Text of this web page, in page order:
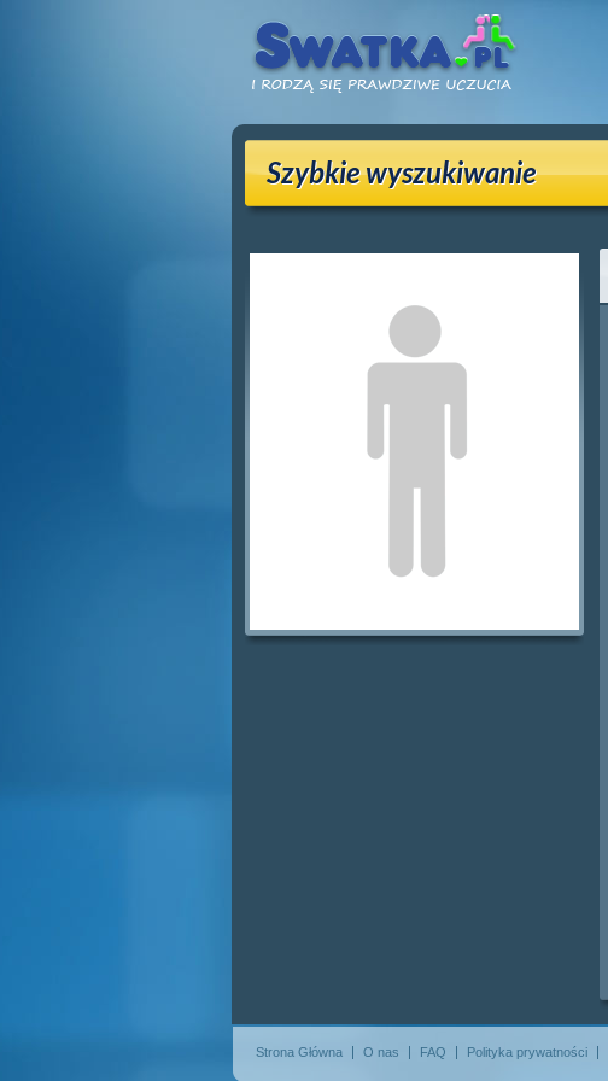
Szybkie wyszukiwanie
Strona Główna O nas FAQ Polityka prywatności